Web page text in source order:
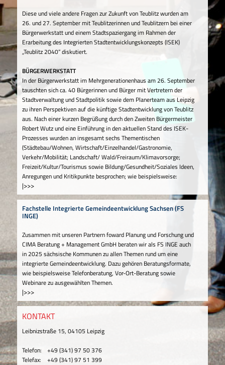
Diese und viele andere Fragen zur Zukunft von Teublitz wurden am
26. und 27. September mit Teublitzerinnen und Teublitzern bei einer
Bürgerwerkstatt und einem Stadtspaziergang im Rahmen der
Erarbeitung des Integrierten Stadtentwicklungskonzepts (ISEK)
„Teublitz 2040“ diskutiert.
BÜRGERWERKSTATT
In der Bürgerwerkstatt im Mehrgenerationenhaus am 26. September
tauschten sich ca. 40 Bürgerinnen und Bürger mit Vertretern der
Stadtverwaltung und Stadtpolitik sowie dem Planerteam aus Leipzig
zu ihren Perspektiven auf die künftige Stadtentwicklung von Teublitz
aus. Nach einer kurzen Begrüßung durch den Zweiten Bürgermeister
Robert Wutz und eine Einführung in den aktuellen Stand des ISEK-
Prozesses wurden an insgesamt sechs Thementischen
(Städtebau/Wohnen, Wirtschaft/Einzelhandel/Gastronomie,
Verkehr/Mobilität; Landschaft/ Wald/Freiraum/Klimavorsorge;
Freizeit/Kultur/Tourismus sowie Bildung/Gesundheit/Soziales Ideen,
Anregungen und Kritikpunkte besprochen; wie beispielsweise:
|>>>
Fachstelle Integrierte Gemeindeentwicklung Sachsen (FS
INGE)
Zusammen mit unseren Partnern foward Planung und Forschung und
CIMA Beratung + Management GmbH beraten wir als FS INGE auch
in 2025 sächsische Kommunen zu allen Themen rund um eine
integrierte Gemeindeentwicklung. Dazu gehören Beratungsformate,
wie beispielsweise Telefonberatung, Vor-Ort-Beratung sowie
Webinare zu ausgewählten Themen.
|>>>
KONTAKT
Leibnizstraße 15, 04105 Leipzig
Telefon:
+49 (341) 97 50 376
Telefax:
+49 (341) 97 51 399